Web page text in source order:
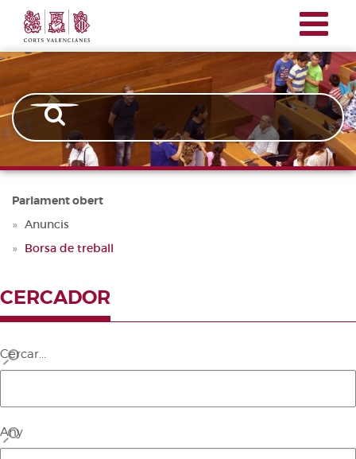
contingut
Corts
Valencianes
Parlament obert
Anuncis
Borsa de treball
CERCADOR
Cercar...
Any